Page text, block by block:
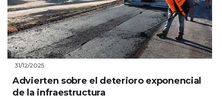
31/12/2025
Advierten sobre el deterioro exponencial
de la infraestructura